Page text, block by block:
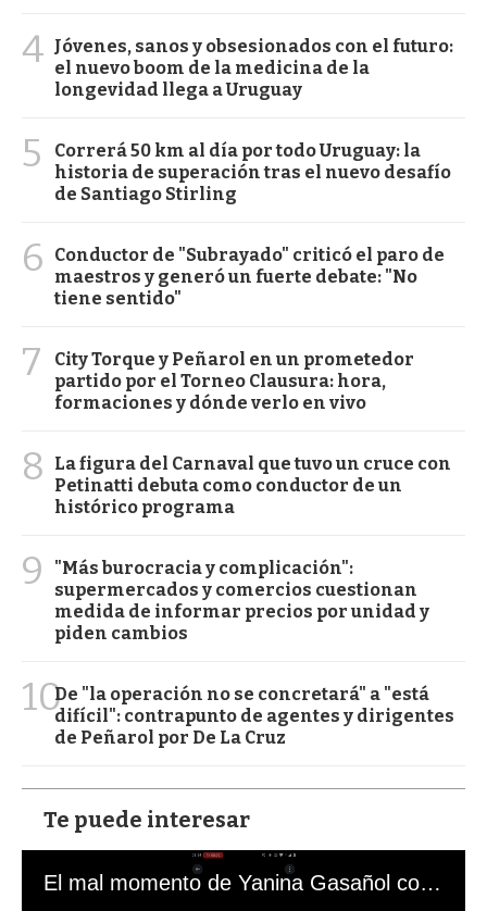
4 Jóvenes, sanos y obsesionados con el futuro:
el nuevo boom de la medicina de la
longevidad llega a Uruguay
5
Correrá 50 km al día por todo Uruguay: la
historia de superación tras el nuevo desafío
de Santiago Stirling
6
Conductor de "Subrayado" criticó el paro de
maestros y generó un fuerte debate: "No
tiene sentido"
7
City Torque y Peñarol en un prometedor
partido por el Torneo Clausura: hora,
formaciones y dónde verlo en vivo
8
La figura del Carnaval que tuvo un cruce con
Petinatti debuta como conductor de un
histórico programa
9
"Más burocracia y complicación":
supermercados y comercios cuestionan
medida de informar precios por unidad y
piden cambios
10De "la operación no se concretará" a "está
difícil": contrapunto de agentes y dirigentes
de Peñarol por De La Cruz
Te puede interesar
El mal momento de Yanina Gasañol con un hincha argentino en "Subrayado"